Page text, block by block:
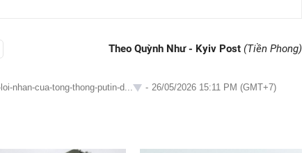
Theo Quỳnh Như - Kyiv Post (Tiền Phong)
nhan-cua-tong-thong-putin-d... - 26/05/2026 15:11 PM (GMT+7)